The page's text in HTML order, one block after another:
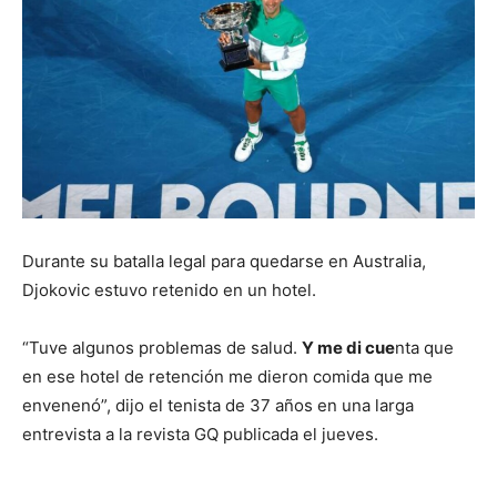
Durante su batalla legal para quedarse en Australia,
Djokovic estuvo retenido en un hotel.
“Tuve algunos problemas de salud. Y me di cuenta que
en ese hotel de retención me dieron comida que me
envenenó”, dijo el tenista de 37 años en una larga
entrevista a la revista GQ publicada el jueves.